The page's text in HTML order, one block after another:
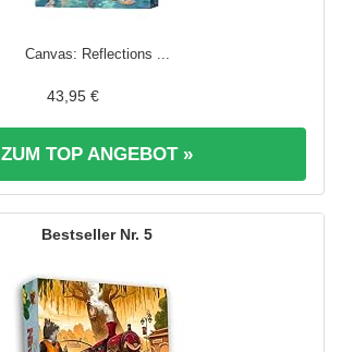
Canvas: Reflections ...
43,95 €
ZUM TOP ANGEBOT »
5